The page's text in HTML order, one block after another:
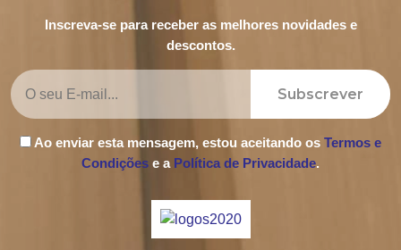
Inscreva-se para receber as melhores novidades e
descontos.
Subscrever
Ao enviar esta mensagem, estou aceitando os Termos e
Condições e a Política de Privacidade.